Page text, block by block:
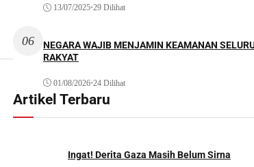
13/07/2025•29 Dilihat
06
NEGARA WAJIB MENJAMIN KEAMANAN
RAKYAT
01/08/2026•24 Dilihat
Artikel Terbaru
Ingat! Derita Gaza Masih Belum Sirna